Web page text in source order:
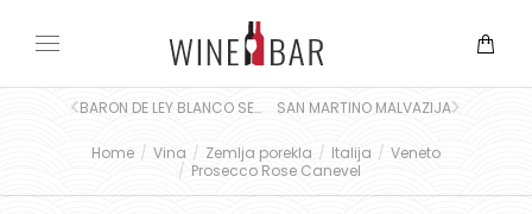
You are here:
Home Vina Zemlja porekla Italija
Veneto
Prosecco Rose Canevel
BARON DE LEY BLANCO SEMI-DULCE SAUVIGNON BLANC SAN MARTINO MALVAZIJA